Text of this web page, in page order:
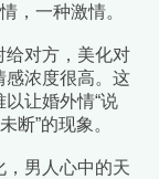
，一种激情。
给对方，美化对
感浓度很高。这
让婚外情“说
断”的现象。
，男人心中的天